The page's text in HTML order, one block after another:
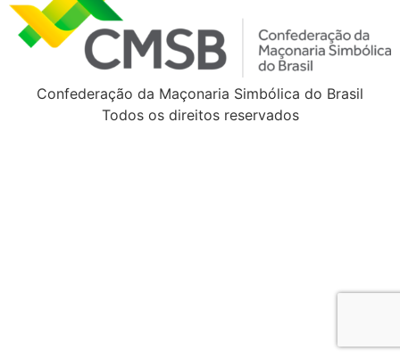
Confederação da Maçonaria Simbólica do Brasil
Todos os direitos reservados